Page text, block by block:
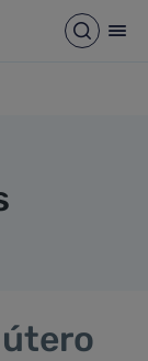
Abrir
de migas